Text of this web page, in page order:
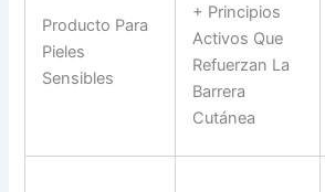
Producto Para
Pieles
Sensibles
+ Principios
Activos Que
Refuerzan La
Barrera
Cutánea